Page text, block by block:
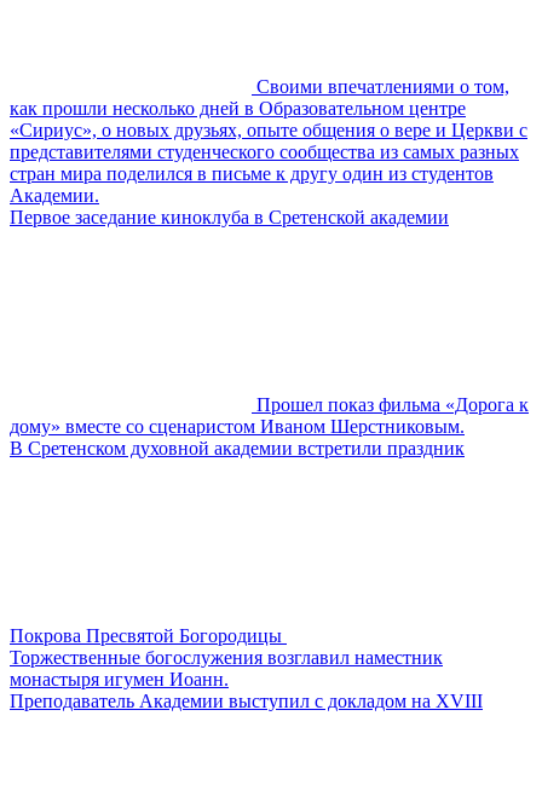
Своими впечатлениями о том,
как прошли несколько дней в Образовательном центре
«Сириус», о новых друзьях, опыте общения о вере и Церкви с
представителями студенческого сообщества из самых разных
стран мира поделился в письме к другу один из студентов
Академии.
Первое заседание киноклуба в Сретенской академии
Прошел показ фильма «Дорога к
дому» вместе со сценаристом Иваном Шерстниковым.
В Сретенском духовной академии встретили праздник
Покрова Пресвятой Богородицы
Торжественные богослужения возглавил наместник
монастыря игумен Иоанн.
Преподаватель Академии выступил с докладом на XVIII